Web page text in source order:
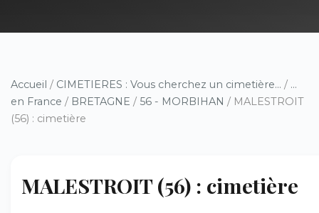
Accueil / CIMETIERES : Vous cherchez un cimetière... / ...
en France / BRETAGNE / 56 - MORBIHAN / MALESTROIT
(56) : cimetière
MALESTROIT (56) : cimetière